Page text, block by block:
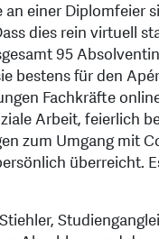
einer Diplomfeier
dies rein virtuell
95
bestens für den
Fachkräfte
Arbeit, feierlich
zum Umgang mit
überreicht.